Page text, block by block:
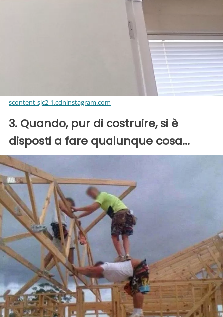
scontent-sjc2-1.cdninstagram.com
3. Quando, pur di costruire, si è
disposti a fare qualunque cosa...